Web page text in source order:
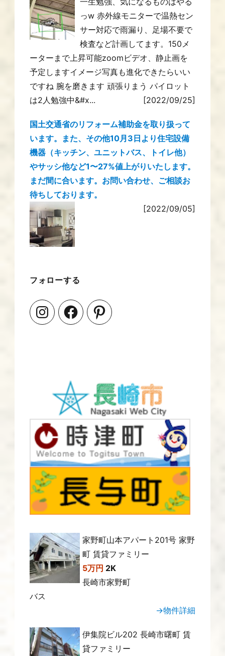
っw 赤外線モニターで温熱セン
サー対応で雨漏り、足場不要で
検査など計画してます。150メ
ーターまで上昇可能zoomビデオ、静止画を
予定しますイメージ写真も進化できたらいい
ですね 腕を磨きます 頑張りまう パイロット
は2人勉強中&#x...
[2022/09/25]
国土交通省のリフォーム補助金を取り扱って
います。また、その他10月3日より住宅設備
機器（キッチン、ユニットバス、トイレ他）
やサッシ他など1〜27%値上がりいたします。
まだ間に合います。お問い合わせ、ご相談お
待ちしております。
[2022/09/05]
フォローする
家野町山本アパート201号 家野
町 賃貸ファミリー
5万円 2K
長崎市家野町
バス
→物件詳細
伊集院ビル202 長崎市曙町 賃
貸ファミリー